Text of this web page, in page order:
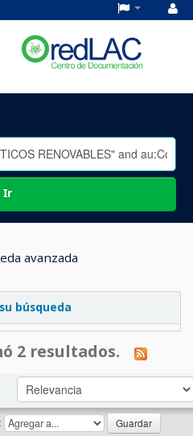
Ir
avanzada
búsqueda
2 resultados.